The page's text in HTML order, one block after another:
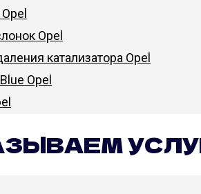
Opel
катализатора Opel
Opel